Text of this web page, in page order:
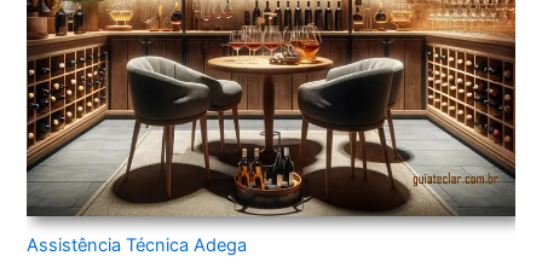
Assistência Técnica Adega